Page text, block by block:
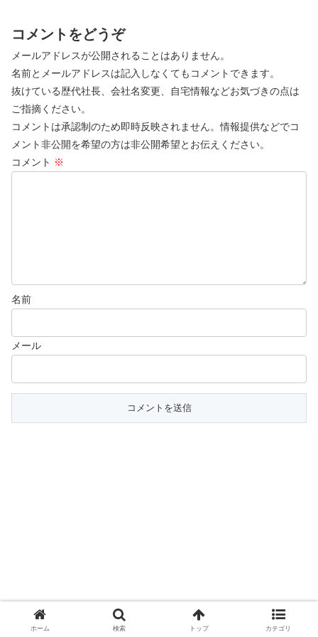
コメントをどうぞ
メールアドレスが公開されることはありません。
名前とメールアドレスは記入しなくてもコメントできます。
抜けている歴代社長、会社名変更、自宅情報などお気づきの点は
ご指摘ください。
コメントは承認制のため即時反映されません。情報提供などでコ
メント非公開を希望の方は非公開希望とお伝えください。
コメント ※
名前
メール
ホーム 検索 トップ カテゴリ